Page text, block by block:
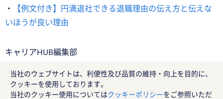
・
【例文付き】円満退社できる退職理由の伝え方と伝えな
いほうが良い理由
キャリアHUB編集部
ランスタッドでエクセルを活かす求人を探そう
当社のウェブサイトは、利便性及び品質の維持・向上を目的に、
クッキーを使用しております。
当社のクッキー使用についてはクッキーポリシーをご参照いただ